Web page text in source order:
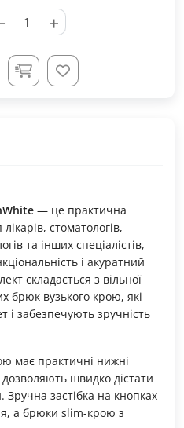
+
— це практична
стоматологів,
та інших спеціалістів,
і акуратний
складається з вільної
брюк вузького крою, які
і забезпечують зручність
має практичні нижні
швидко дістати
Зручна застібка на кнопках
а брюки slim-крою з